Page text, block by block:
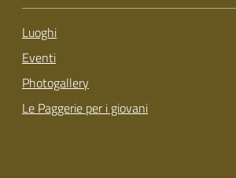
Luoghi
Eventi
Photogallery
Le Paggerie per i giovani